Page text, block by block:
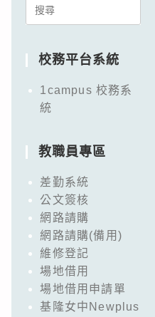
Search
校務平台系統
1campus 校務系
統
教職員專區
差勤系統
公文簽核
網路請購
網路請購(備用)
維修登記
場地借用
場地借用申請單
基隆女中Newplus